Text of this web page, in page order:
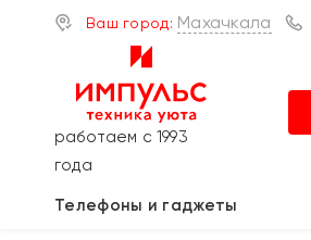
Ваш город: Махачкала
работаем с 1993
года
Телефоны и гаджеты